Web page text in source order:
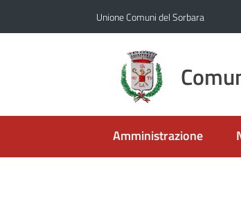
Unione Comuni del Sorbara
Amministrazione